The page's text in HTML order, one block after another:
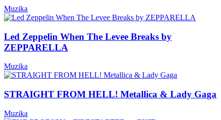
Muzika
Led Zeppelin When The Levee Breaks by
ZEPPARELLA
Muzika
STRAIGHT FROM HELL! Metallica & Lady Gaga
Muzika